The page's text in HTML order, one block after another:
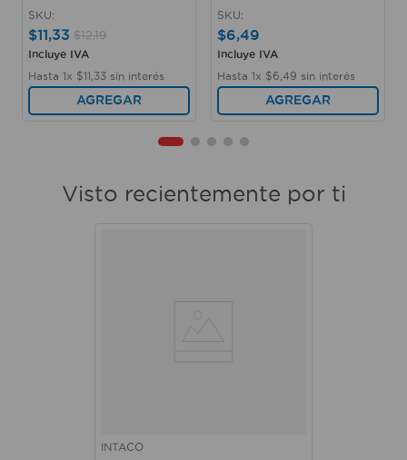
SKU:
$11,33 $12,19
Incluye IVA
Hasta 1x $11 33 sin interés
AGREGAR
SKU:
$6,49
Incluye IVA
Hasta 1x $6 49 sin interés
AGREGAR
Visto recientemente por ti
INTACO